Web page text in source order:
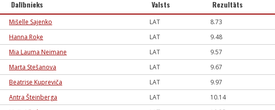
Dalībnieks Valsts Rezultāts
Mišelle Sajenko LAT
8.73
Hanna Roķe LAT
9.48
Mia Lauma Neimane LAT
9.57
Marta Stešanova LAT
9.67
Beatrise Kupreviča LAT
9.97
Antra Šteinberga LAT
10.14